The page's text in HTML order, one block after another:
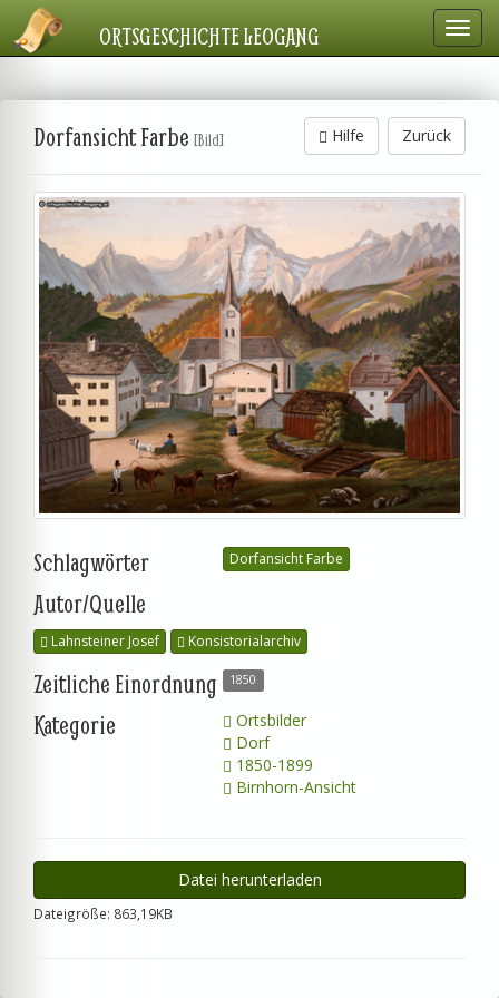
ORTSGESCHICHTE LEOGANG
Zurück
Hilfe
Dorfansicht Farbe [Bild]
Schlagwörter Dorfansicht Farbe
Autor/Quelle
Lahnsteiner Josef Konsistorialarchiv
Zeitliche Einordnung 1850
Kategorie
Ortsbilder
Dorf
1850-1899
Birnhorn-Ansicht
Datei herunterladen
Dateigröße: 863,19KB